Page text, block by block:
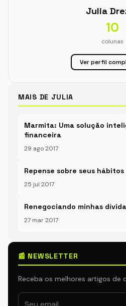
Julia
10
colunas
Ver perfil
MAIS DE JULIA
Marmita: Uma solução
financeira
29 ago 2017
Repense sobre seus
25 jul 2017
Renegociando minhas
27 mar 2017
📰 NEWSLETTER
Receba os melhores artigos de